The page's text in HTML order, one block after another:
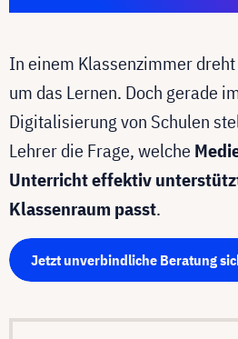
In einem Klassenzimmer
um das Lernen. Doch gerade
Digitalisierung von Schulen
Lehrer die Frage, welche
Unterricht effektiv
Klassenraum passt.
Jetzt unverbindliche Beratung